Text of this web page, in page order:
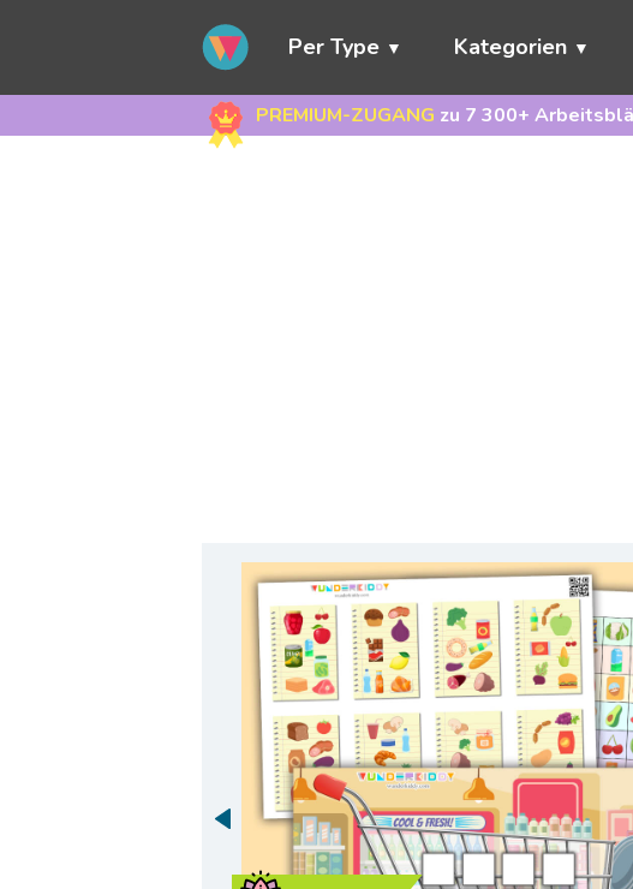
Per Type Kategorien
PREMIUM-ZUGANG zu 7 300+